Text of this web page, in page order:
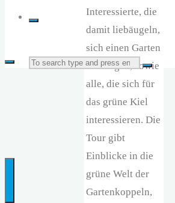
Search
Search
Menschen
Interessierte, die
damit liebäugeln,
sich einen Garten
zuzulegen, sowie
alle, die sich für
das grüne Kiel
interessieren. Die
Tour gibt
Einblicke in die
grüne Welt der
Gartenkoppeln,